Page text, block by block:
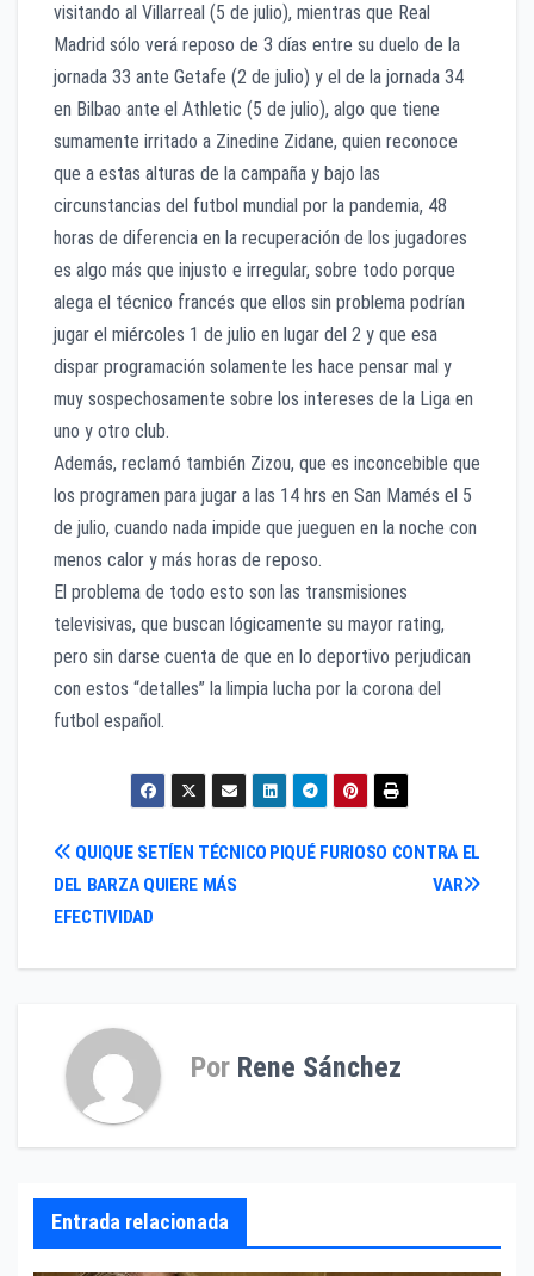
visitando al Villarreal (5 de julio), mientras que Real
Madrid sólo verá reposo de 3 días entre su duelo de la
jornada 33 ante Getafe (2 de julio) y el de la jornada 34
en Bilbao ante el Athletic (5 de julio), algo que tiene
sumamente irritado a Zinedine Zidane, quien reconoce
que a estas alturas de la campaña y bajo las
circunstancias del futbol mundial por la pandemia, 48
horas de diferencia en la recuperación de los jugadores
es algo más que injusto e irregular, sobre todo porque
alega el técnico francés que ellos sin problema podrían
jugar el miércoles 1 de julio en lugar del 2 y que esa
dispar programación solamente les hace pensar mal y
muy sospechosamente sobre los intereses de la Liga en
uno y otro club.
Además, reclamó también Zizou, que es inconcebible que
los programen para jugar a las 14 hrs en San Mamés el 5
de julio, cuando nada impide que jueguen en la noche con
menos calor y más horas de reposo.
El problema de todo esto son las transmisiones
televisivas, que buscan lógicamente su mayor rating,
pero sin darse cuenta de que en lo deportivo perjudican
con estos “detalles” la limpia lucha por la corona del
futbol español.
Navegación
de
entradas
PIQUÉ FURIOSO CONTRA EL
VAR
QUIQUE SETÍEN TÉCNICO
DEL BARZA QUIERE MÁS
EFECTIVIDAD
Por Rene Sánchez
Entrada relacionada